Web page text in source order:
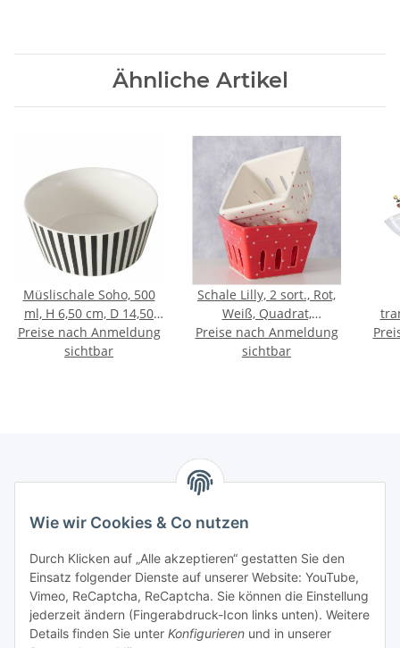
Wie wir Cookies & Co nutzen
Durch Klicken auf „Alle akzeptieren“ gestatten Sie den
Einsatz folgender Dienste auf unserer Website: YouTube,
Vimeo, ReCaptcha, ReCaptcha. Sie können die Einstellung
jederzeit ändern (Fingerabdruck-Icon links unten). Weitere
Details finden Sie unter Konfigurieren und in unserer
Ähnliche Artikel
Müslischale Soho, 500
ml, H 6,50 cm, D 14,50
cm, New Bone
Preise nach Anmeldung
sichtbar
Schale Lilly, 2 sort., Rot,
Weiß, Quadrat,
Spülmaschinengeeignet,
H 7,50 cm
Preise nach Anmeldung
sichtbar
Marmey Aktionswaren
Markus Meyer
Fritz-Wallis-Str. 13
28832 Achim
Telefon: +4915142420171
E-Mail: verkauf@marmey-aktionswaren.de